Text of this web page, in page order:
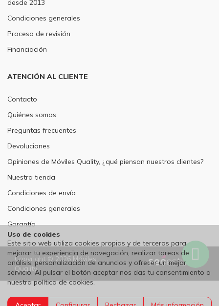
desde 2013
Condiciones generales
Proceso de revisión
Financiación
ATENCIÓN AL CLIENTE
Contacto
Quiénes somos
Preguntas frecuentes
Devoluciones
Opiniones de Móviles Quality, ¿qué piensan nuestros clientes?
Nuestra tienda
Condiciones de envío
Condiciones generales
Garantía
Copyright © 2026 Móviles
Quality
Uso de cookies
Este sitio web utiliza cookies propias y de terceros para
mejorar tu experiencia de navegación, realizar tareas de
análisis, personalización de anuncios y ofrecer un mejor
servicio. Al pulsar el botón aceptar nos das tu consentimiento a
nuestra política de cookies.